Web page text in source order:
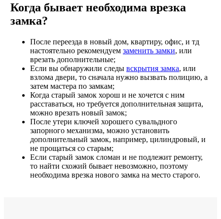
Когда бывает необходима врезка
замка?
После переезда в новый дом, квартиру, офис, и тд
настоятельно рекомендуем заменить замки, или
врезать дополнительные;
Если вы обнаружили следы вскрытия замка, или
взлома двери, то сначала нужно вызвать полицию, а
затем мастера по замкам;
Когда старый замок хорош и не хочется с ним
расставаться, но требуется дополнительная защита,
можно врезать новый замок;
После утери ключей хорошего сувальдного
запорного механизма, можно установить
дополнительный замок, например, цилиндровый, и
не прощаться со старым;
Если старый замок сломан и не подлежит ремонту,
то найти схожий бывает невозможно, поэтому
необходима врезка нового замка на место старого.